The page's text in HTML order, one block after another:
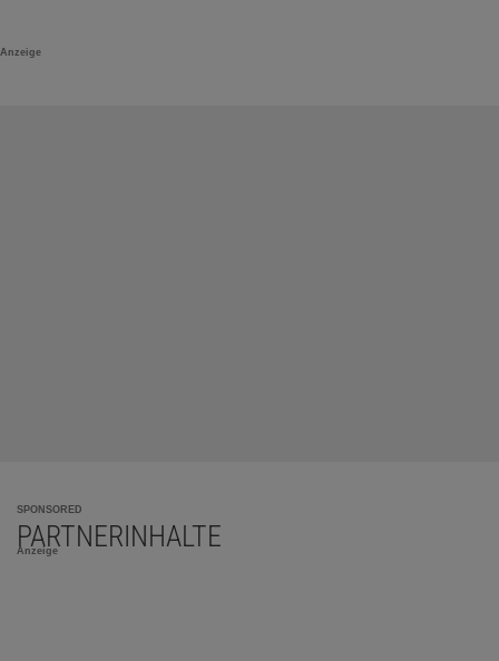
Anzeige
SPONSORED
PARTNERINHALTE
Anzeige